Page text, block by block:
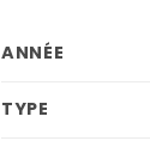
ANNÉE
TYPE